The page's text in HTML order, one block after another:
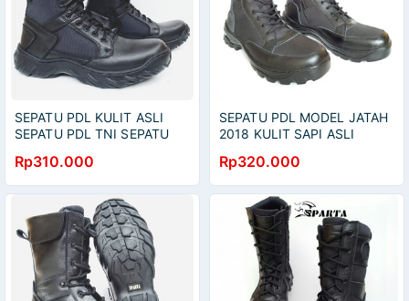
SEPATU PDL KULIT ASLI
SEPATU PDL TNI SEPATU
SECURITY SEPATU PDL
SATPAM
Rp310.000
SEPATU PDL MODEL JATAH
2018 KULIT SAPI ASLI
SECURITY SATPAM DINAS
LAPANGAN
Rp320.000